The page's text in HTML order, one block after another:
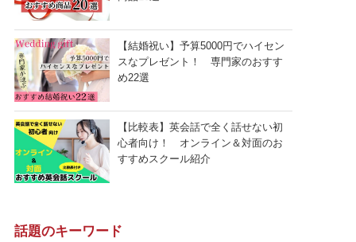
【結婚祝い】予算5000円でハイセン
スなプレゼント！ 専門家のおすす
め22選
【比較表】英会話で全く話せない初
心者向け！ オンライン＆対面のお
すすめスクール紹介
話題のキーワード